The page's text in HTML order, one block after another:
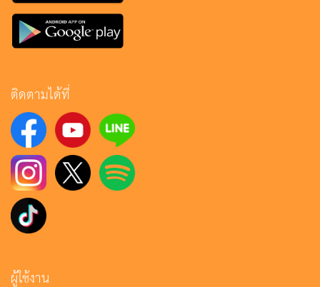
ติดตามได้ที่
ผู้ใช้งาน